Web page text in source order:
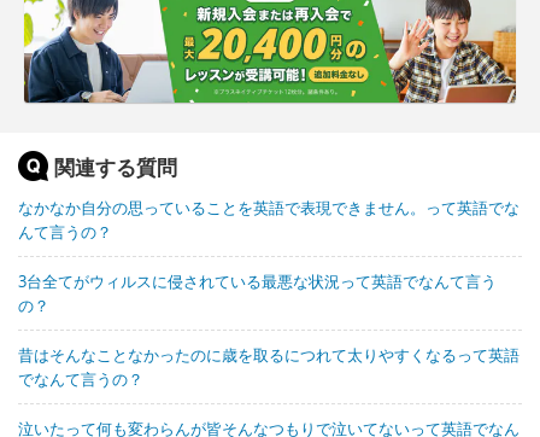
関連する質問
なかなか自分の思っていることを英語で表現できません。って英語でな
んて言うの？
3台全てがウィルスに侵されている最悪な状況って英語でなんて言う
の？
昔はそんなことなかったのに歳を取るにつれて太りやすくなるって英語
でなんて言うの？
泣いたって何も変わらんが皆そんなつもりで泣いてないって英語でなん